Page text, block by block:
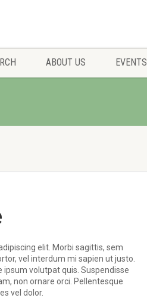
ABOUT US EVENTS
elit. Morbi sagittis, sem
vel interdum mi sapien ut justo.
ipsum volutpat quis. Suspendisse
non ornare orci. Pellentesque
vel dolor.